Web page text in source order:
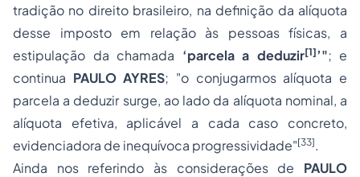
tradição no direito brasileiro, na definição da alíquota
desse imposto em relação às pessoas físicas, a
estipulação da chamada ‘parcela a deduzir[1]’"; e
continua PAULO AYRES; "o conjugarmos alíquota e
parcela a deduzir surge, ao lado da alíquota nominal, a
alíquota efetiva, aplicável a cada caso concreto,
evidenciadora de inequívoca progressividade"[33].
Ainda nos referindo às considerações de PAULO